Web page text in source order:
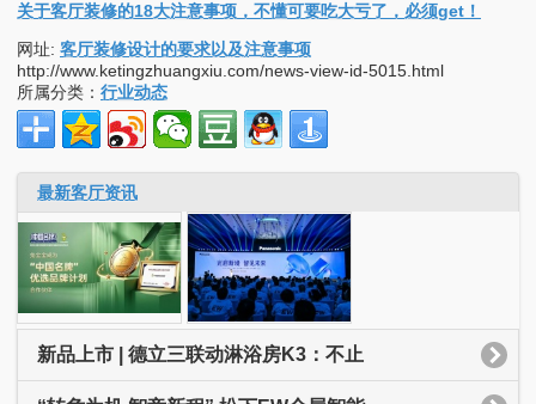
关于客厅装修的18大注意事项，不懂可要吃大亏了，必须get！
网址: 客厅装修设计的要求以及注意事项
http://www.ketingzhuangxiu.com/news-view-id-5015.html
所属分类： 行业动态
最新客厅资讯
新品上市 | 德立三联动淋浴房K3：不止